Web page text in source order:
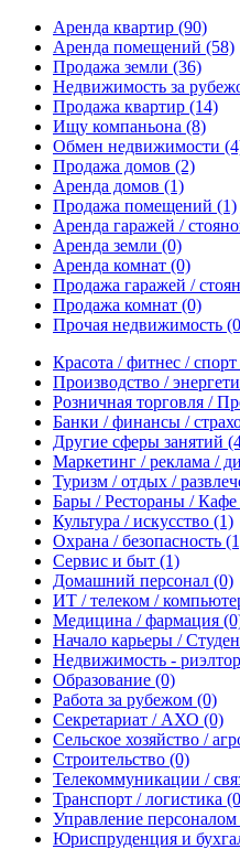
Аренда квартир (90)
Аренда помещений (58)
Продажа земли (36)
Недвижимость за
Продажа квартир (14)
Ищу компаньона (8)
Обмен недвижимости
Продажа домов (2)
Аренда домов (1)
Продажа помещений (1)
Аренда гаражей /
Аренда земли (0)
Аренда комнат (0)
Продажа гаражей /
Продажа комнат (0)
Прочая недвижимость
Красота / фитнес / спорт
Производство /
Розничная торговля /
Банки / финансы /
Другие сферы занятий
Маркетинг / реклама /
Туризм / отдых /
Бары / Рестораны / Кафе
Культура / искусство (1)
Охрана / безопасность
Сервис и быт (1)
Домашний персонал (0)
ИТ / телеком /
Медицина / фармация
Начало карьеры /
Недвижимость - риэлтор
Образование (0)
Работа за рубежом (0)
Секретариат / АХО (0)
Сельское хозяйство /
Строительство (0)
Телекоммуникации /
Транспорт / логистика
Управление персоналом
Юриспруденция и